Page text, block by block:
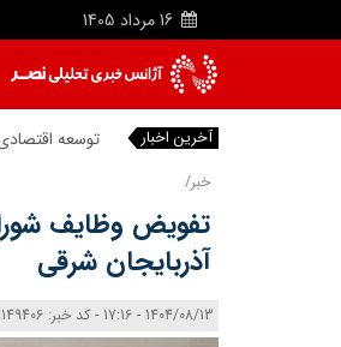
16 مرداد 1405
آخرین اخبار توسعه
خبر/
تفویض وظایف
آذربایجان‌ شرقی
1404/08/13 - 17:16 - کد خبر: 149406